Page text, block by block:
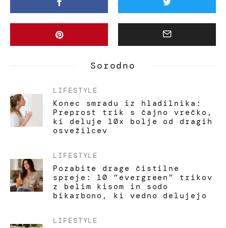
Sorodno
LIFESTYLE
Konec smradu iz hladilnika:
Preprost trik s čajno vrečko,
ki deluje 10x bolje od dragih
osvežilcev
LIFESTYLE
Pozabite drage čistilne
spreje: 10 “evergreen” trikov
z belim kisom in sodo
bikarbono, ki vedno delujejo
LIFESTYLE